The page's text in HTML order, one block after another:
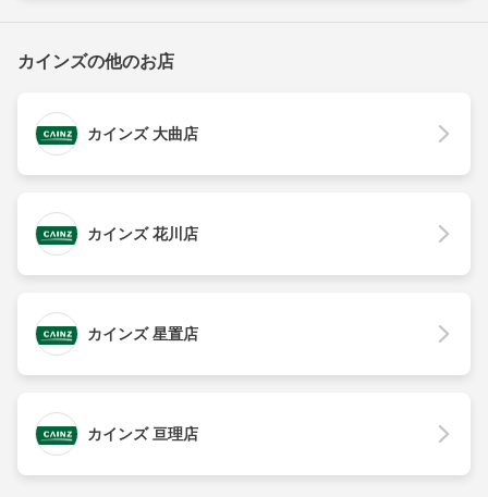
カインズの他のお店
カインズ 大曲店
カインズ 花川店
カインズ 星置店
カインズ 亘理店